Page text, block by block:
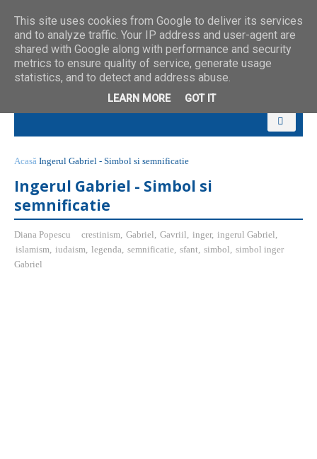
Acasă Ingerul Gabriel - Simbol si semnificatie
Ingerul Gabriel - Simbol si
semnificatie
Diana Popescu crestinism, Gabriel, Gavriil, inger, ingerul Gabriel,
islamism, iudaism, legenda, semnificatie, sfant, simbol, simbol inger
Gabriel
This site uses cookies from Google to deliver its services
and to analyze traffic. Your IP address and user-agent are
shared with Google along with performance and security
metrics to ensure quality of service, generate usage
statistics, and to detect and address abuse.
LEARN MORE GOT IT